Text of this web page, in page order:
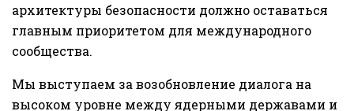
архитектуры безопасности должно оставаться
главным приоритетом для международного
сообщества.
Мы выступаем за возобновление диалога на
высоком уровне между ядерными державами и